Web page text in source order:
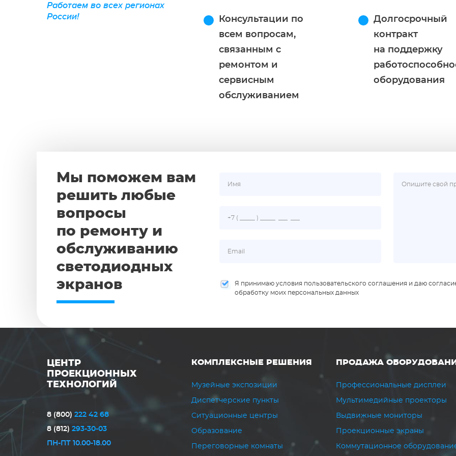
Работаем во всех регионах
России!
Консультации по
всем вопросам,
связанным с
ремонтом и
сервисным
обслуживанием
Долгосрочный
контракт
на поддержку
оборудования
Мы поможем вам
решить любые
вопросы
по ремонту и
обслуживанию
светодиодных
экранов
Я принимаю условия пользовательского соглашения и даю
обработку моих персональных данных
ЦЕНТР
ПРОЕКЦИОННЫХ
ТЕХНОЛОГИЙ
8 (800) 222 42 68
8 (812) 293-30-03
ПН-ПТ 10.00-18.00
КОМПЛЕКСНЫЕ РЕШЕНИЯ
Музейные экспозиции
Диспетчерские пункты
Ситуационные центры
Образование
Переговорные комнаты
ПРОДАЖА
Профессиональные дисплеи
Мультимедийные проекторы
Выдвижные мониторы
Проекционные экраны
Коммутационное